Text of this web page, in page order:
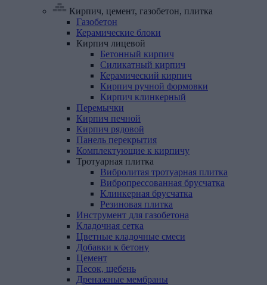
Кирпич, цемент, газобетон, плитка
Газобетон
Керамические блоки
Кирпич лицевой
Бетонный кирпич
Силикатный кирпич
Керамический кирпич
Кирпич ручной формовки
Кирпич клинкерный
Перемычки
Кирпич печной
Кирпич рядовой
Панель перекрытия
Комплектующие к кирпичу
Тротуарная плитка
Вибролитая тротуарная плитка
Вибропрессованная брусчатка
Клинкерная брусчатка
Резиновая плитка
Инструмент для газобетона
Кладочная сетка
Цветные кладочные смеси
Добавки к бетону
Цемент
Песок, щебень
Дренажные мембраны